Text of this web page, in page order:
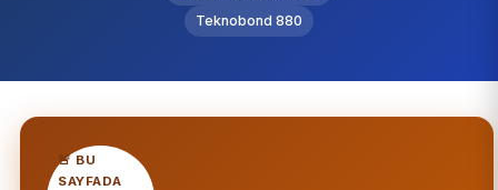
Teknobond 880
🚨 BU
SAYFADA